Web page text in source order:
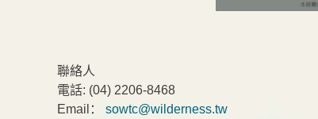
聯絡人
電話: (04) 2206-8468
Email： sowtc@wilderness.tw